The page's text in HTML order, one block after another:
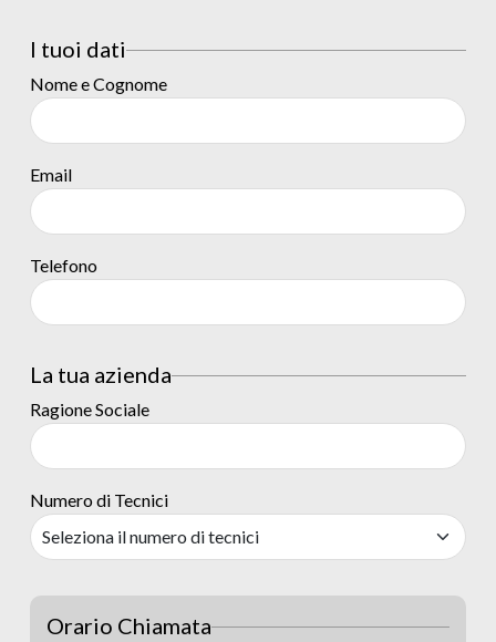
I tuoi dati
Nome e Cognome
Email
Telefono
La tua azienda
Ragione Sociale
Numero di Tecnici
Orario Chiamata